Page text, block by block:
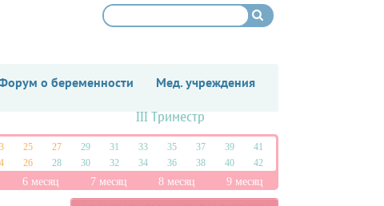
о беременности Мед. учреждения
III Триместр
25 27 29 31 33 35 37 39
41
26 28 30 32 34 36 38 40 42
6 месяц 7 месяц 8 месяц 9 месяц